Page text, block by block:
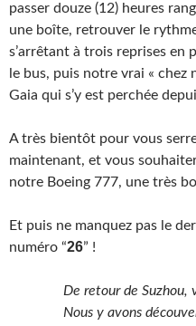
passer douze (12) heures
une boîte, retrouver le
s’arrêtant à trois reprises en
le bus, puis notre vrai «
Gaia qui s’y est perchée
A très bientôt pour vous
maintenant, et vous
notre Boeing 777, une très
Et puis ne manquez pas le
numéro “26” !
De retour de Suzhou,
Nous y avons